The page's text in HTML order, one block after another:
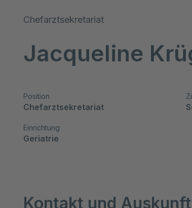
Chefarztsekretariat
Jacqueline
Position
Chefarztsekretariat
Einrichtung
Geriatrie
Kontakt und Auskunft